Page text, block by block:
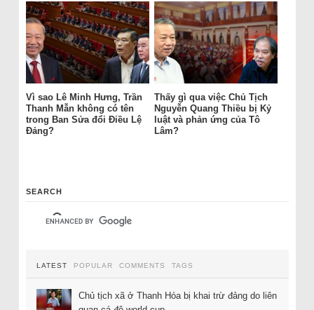
Vì sao Lê Minh Hưng, Trần
Thanh Mẫn không có tên
trong Ban Sửa đổi Điều Lệ
Đảng?
Thấy gì qua việc Chủ Tịch
Nguyễn Quang Thiều bị Kỷ
luật và phản ứng của Tô
Lâm?
SEARCH
LATEST POPULAR COMMENTS TAGS
Chủ tịch xã ở Thanh Hóa bị khai trừ đảng do liên